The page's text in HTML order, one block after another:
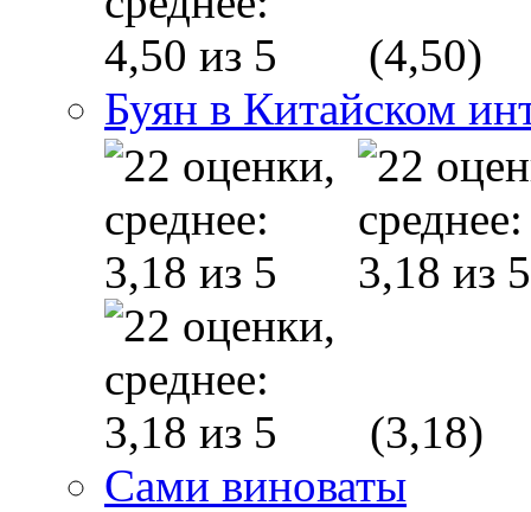
(4,50)
Буян в Китайском
(3,18)
Сами виноваты